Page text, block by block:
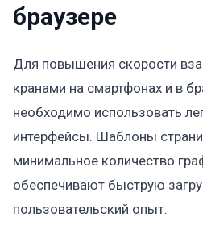
браузере
Для повышения скорости
кранами на смартфонах и в
необходимо использовать
интерфейсы. Шаблоны
минимальное количество
обеспечивают быструю
пользовательский опыт.